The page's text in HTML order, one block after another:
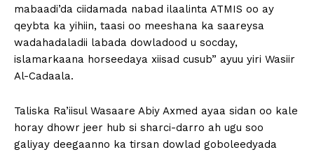
mabaadi’da ciidamada nabad ilaalinta ATMIS oo ay
qeybta ka yihiin, taasi oo meeshana ka saareysa
wadahadaladii labada dowladood u socday,
islamarkaana horseedaya xiisad cusub” ayuu yiri Wasiir
Al-Cadaala.
Taliska Ra’iisul Wasaare Abiy Axmed ayaa sidan oo kale
horay dhowr jeer hub si sharci-darro ah ugu soo
galiyay deegaanno ka tirsan dowlad goboleedyada